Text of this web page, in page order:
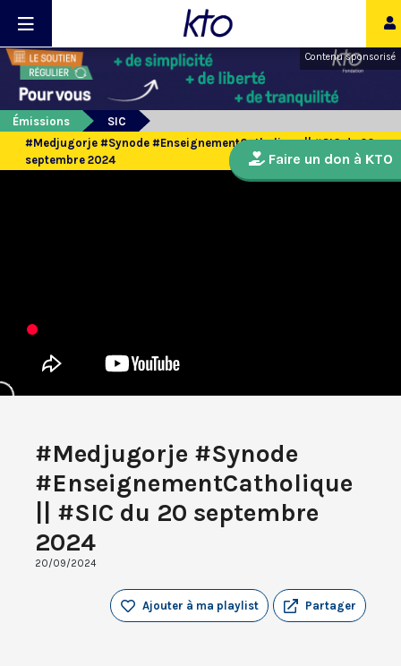
Contenu sponsorisé
Émissions
SIC
#Medjugorje #Synode #EnseignementCatholique || #SIC du 20
septembre 2024
#Medjugorje #Synode
#EnseignementCatholique
|| #SIC du 20 septembre
2024
20/09/2024
Partager
Ajouter à ma playlist
Faire un don à KTO